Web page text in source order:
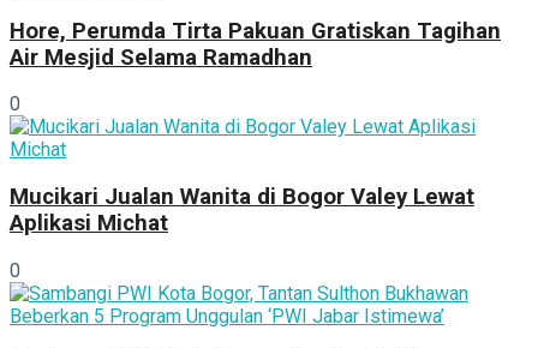
Hore, Perumda Tirta Pakuan Gratiskan Tagihan
Air Mesjid Selama Ramadhan
0
Mucikari Jualan Wanita di Bogor Valey Lewat
Aplikasi Michat
0